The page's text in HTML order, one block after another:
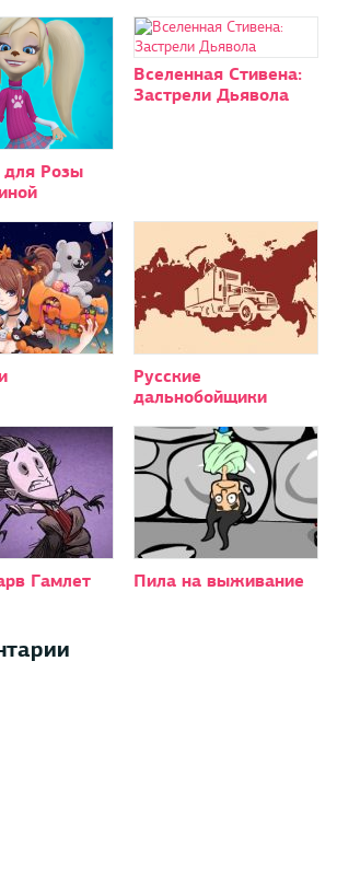
Розы
Вселенная Стивена:
Застрели Дьявола
Русские
дальнобойщики
Гамлет Пила на выживание